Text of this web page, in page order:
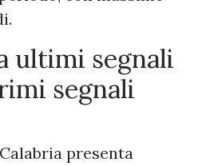
ultimi segnali
segnali
presenta